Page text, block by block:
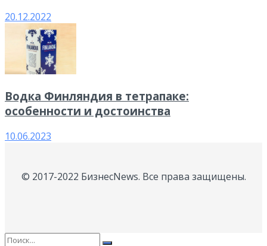
20.12.2022
Водка Финляндия в тетрапаке:
особенности и достоинства
10.06.2023
© 2017-2022 БизнесNews. Все права защищены.